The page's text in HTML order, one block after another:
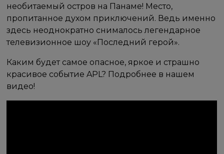
необитаемый остров на Панаме! Место,
пропитанное духом приключений. Ведь именно
здесь неоднократно снималось легендарное
телевизионное шоу «Последний герой».
Каким будет самое опасное, яркое и страшно
красивое событие APL? Подробнее в нашем
видео!